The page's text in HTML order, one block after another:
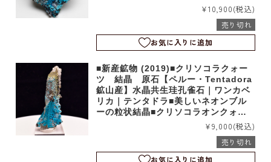
¥10,900(税込)
売り切れ
お気に入りに追加
■新産鉱物 (2019)■クリソコラクォー
ツ 結晶 原石【ペルー・Tentadora
鉱山産】水晶共生珪孔雀石｜ワンカベ
リカ｜テンタドラ■美しいネオンブル
ーの粒状結晶■クリソコラオンクォー
¥9,000(税込)
売り切れ
お気に入りに追加